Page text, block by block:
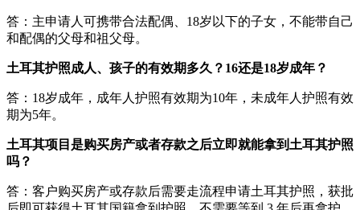
答：主申请人可携带合法配偶、18岁以下的子女，不能带自己
和配偶的父母和祖父母。
土耳其护照成人、孩子的有效期多久？16还是18岁成年？
答：18岁成年，成年人护照有效期为10年，未成年人护照有效
期为5年。
土耳其项目是购买房产或者存款之后立即就能拿到土耳其护照
吗？
答：客户购买房产或存款后需要走流程申请土耳其护照，获批